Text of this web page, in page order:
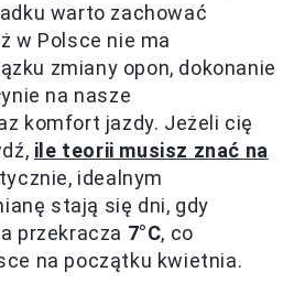
warto zachować
w Polsce nie ma
zmiany opon, dokonanie
na nasze
komfort jazdy. Jeżeli cię
ile teorii musisz znać na
idealnym
stają się dni, gdy
przekracza 7°C, co
na początku kwietnia.